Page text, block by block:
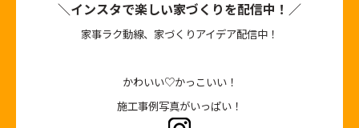
＼インスタで楽しい家づくりを配信中！／
家事ラク動線、家づくりアイデア配信中！
かわいい♡かっこいい！
施工事例写真がいっぱい！